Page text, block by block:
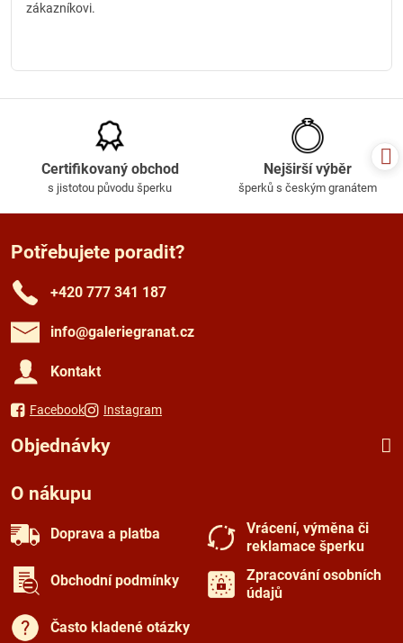
zákazníkovi.
Certifikovaný obchod
s jistotou původu šperku
Nejširší výběr
šperků s českým granátem
Potřebujete poradit?
+420 777 341 187
info​@galeriegranat​.cz
Kontakt
Facebook Instagram
Objednávky
O nákupu
Doprava a platba
Vrácení, výměna či
reklamace šperku
Obchodní podmínky
Zpracování osobních
údajů
Často kladené otázky